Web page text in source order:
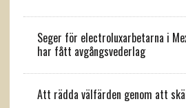
Seger för electroluxarbetarna i
har fått avgångsvederlag
Att rädda välfärden genom att